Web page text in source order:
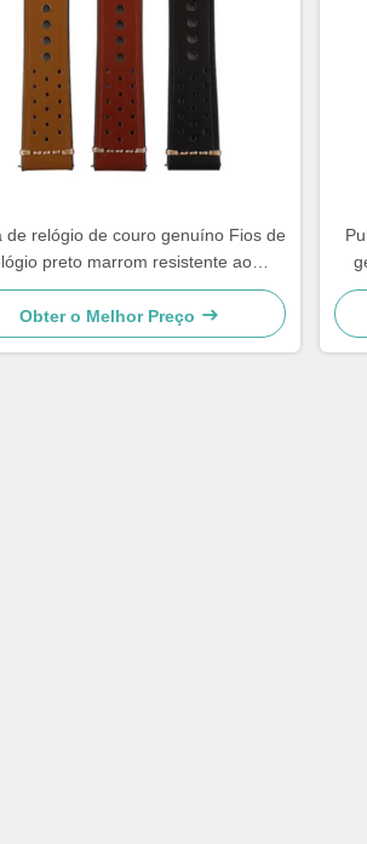
de relógio de couro genuíno Fios de
preto marrom resistente ao
18mm 20mm 22mm 24mm
relógio acessórios alto
Obter o Melhor Preço